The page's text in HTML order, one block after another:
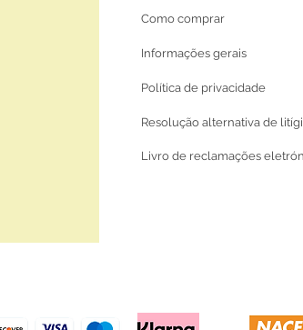
Como comprar
Informações gerais
Política de privacidade
Resolução alternativa de
Livro de reclamações